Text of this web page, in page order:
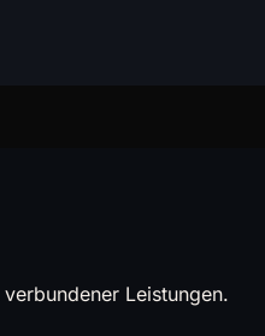
Leistungen.